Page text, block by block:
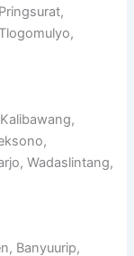
Wadaslintang,
Banyuurip,